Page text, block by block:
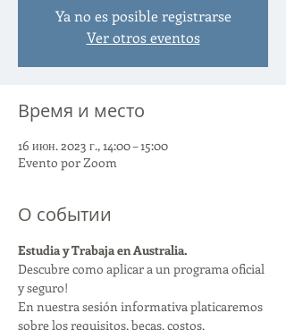
Ya no es posible registrarse
Ver otros eventos
Время и место
16 июн. 2023 г., 14:00 – 15:00
Evento por Zoom
О событии
Estudia y Trabaja en Australia.
Descubre como aplicar a un programa oficial
y seguro!
En nuestra sesión informativa platicaremos
sobre los requisitos, becas, costos,